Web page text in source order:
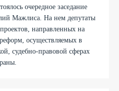
очередное заседание
Мажлиса. На нем депутаты
направленных на
осуществляемых в
судебно-правовой сферах